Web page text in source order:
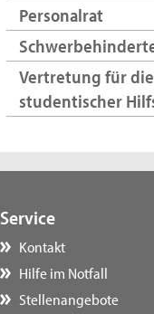
Personalrat
Vertretung für
studentischer
Service
Kontakt
Hilfe im Notfall
Stellenangebote